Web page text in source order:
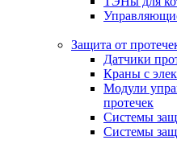
Защита от
Датчики
Краны с
Модули
протечек
Системы
Системы